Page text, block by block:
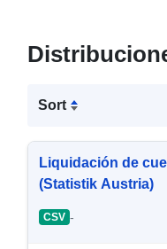
Sort
Liquidación de
(Statistik Austria)
CSV -